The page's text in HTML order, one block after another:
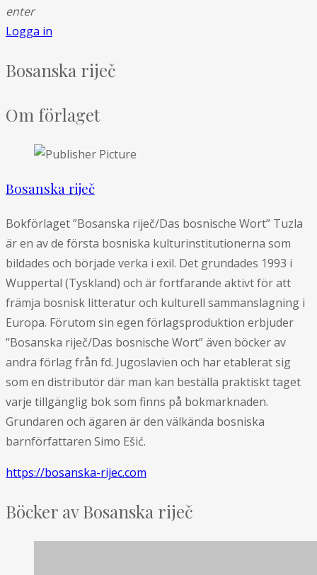
enter
Logga in
Bosanska riječ
Om förlaget
Bosanska riječ
Bokförlaget ”Bosanska riječ/Das bosnische Wort” Tuzla
är en av de första bosniska kulturinstitutionerna som
bildades och började verka i exil. Det grundades 1993 i
Wuppertal (Tyskland) och är fortfarande aktivt för att
främja bosnisk litteratur och kulturell sammanslagning i
Europa. Förutom sin egen förlagsproduktion erbjuder
”Bosanska riječ/Das bosnische Wort” även böcker av
andra förlag från fd. Jugoslavien och har etablerat sig
som en distributör där man kan beställa praktiskt taget
varje tillgänglig bok som finns på bokmarknaden.
Grundaren och ägaren är den välkända bosniska
barnförfattaren Simo Ešić.
https://bosanska-rijec.com
Böcker av Bosanska riječ